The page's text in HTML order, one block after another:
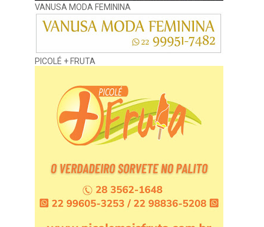
VANUSA MODA FEMININA
PICOLÉ + FRUTA